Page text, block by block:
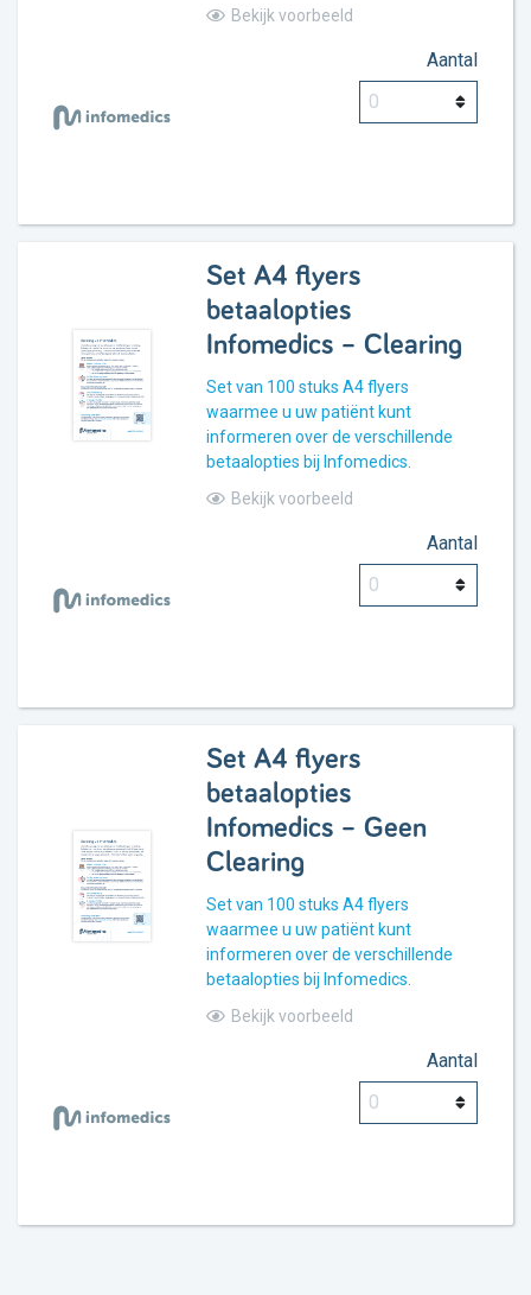
Bekijk voorbeeld
Aantal
Set A4 flyers
betaalopties
Infomedics – Clearing
Set van 100 stuks A4 flyers
waarmee u uw patiënt kunt
informeren over de verschillende
betaalopties bij Infomedics.
Bekijk voorbeeld
Aantal
Set A4 flyers
betaalopties
Infomedics – Geen
Clearing
Set van 100 stuks A4 flyers
waarmee u uw patiënt kunt
informeren over de verschillende
betaalopties bij Infomedics.
Bekijk voorbeeld
Aantal